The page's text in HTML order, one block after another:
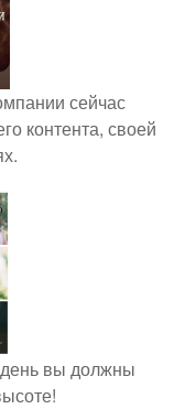
сейчас
контента, своей
день вы должны